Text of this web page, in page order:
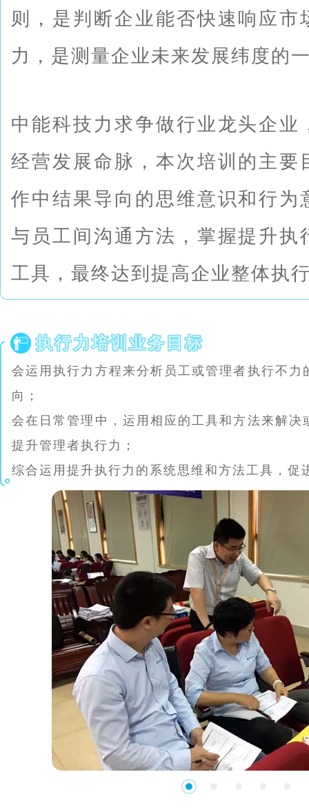
则，是判断企业能否快速响应市
力，是测量企业未来发展纬度的
中能科技力求争做行业龙头企业
经营发展命脉，本次培训的主要
作中结果导向的思维意识和行为
与员工间沟通方法，掌握提升执
工具，最终达到提高企业整体执
执行力培训业务目标
会运用执行力方程来分析员工或管理者执行不力
向；
会在日常管理中，运用相应的工具和方法来解决
提升管理者执行力；
综合运用提升执行力的系统思维和方法工具，促